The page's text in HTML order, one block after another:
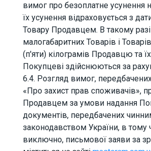
вимог про безоплатне усунення
їх усунення відраховується з
Товару Продавцем. В такому
малогабаритних Товарів і
(п'яти) кілограмів Продавцю та
Покупцеві здійснюються за
6.4. Розгляд вимог,
«Про захист прав споживачів»,
Продавцем за умови надання
документів, передбачених
законодавством України, в тому
виключно, письмової заяви за